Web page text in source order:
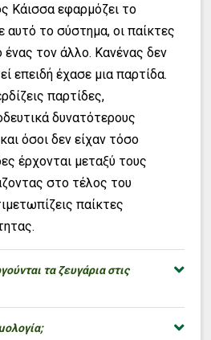
Κάισσα εφαρμόζει το
αυτό το σύστημα, οι παίκτες
ένας τον άλλο. Κανένας δεν
επειδή έχασε μια παρτίδα.
παρτίδες,
δυνατότερους
όσοι δεν είχαν τόσο
έρχονται μεταξύ τους
στο τέλος του
παίκτες
τα ζευγάρια στις